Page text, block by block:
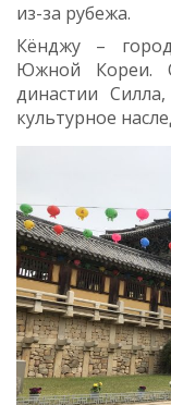
из-за рубежа.⠀
Кёнджу –
Южной Кореи.
династии
культурное